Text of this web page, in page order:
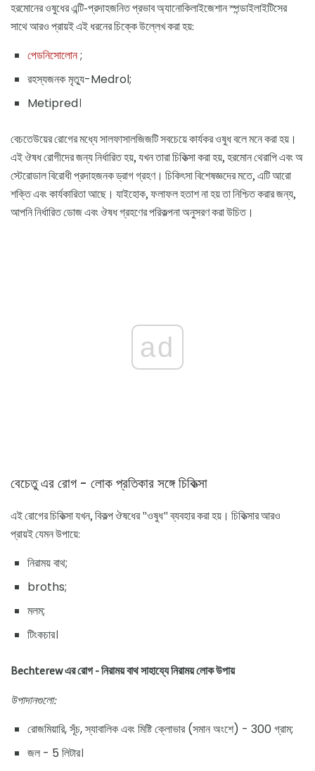
হরমোনের ওষুধের এন্টি-প্রদাহজনিত প্রভাব অ্যানোকিলাইজেশান স্পন্ডাইলাইটিসের
সাথে আরও প্রায়ই এই ধরনের চিক্কে উল্লেখ করা হয়:
পেডনিসোলোন;
রহস্যজনক মৃত্যু-Medrol;
Metipred।
বেচতেউয়ের রোগের মধ্যে সালফাসালজিজটি সবচেয়ে কার্যকর ওষুধ বলে মনে করা হয়।
এই ঔষধ রোগীদের জন্য নির্ধারিত হয়, যখন তারা চিকিত্সা করা হয়, হরমোন থেরাপি এবং অ
স্টেরোডাল বিরোধী প্রদাহজনক ড্রাগ গ্রহণ। চিকিৎসা বিশেষজ্ঞদের মতে, এটি আরো
শক্তি এবং কার্যকারিতা আছে। যাইহোক, ফলাফল হতাশ না হয় তা নিশ্চিত করার জন্য,
আপনি নির্ধারিত ডোজ এবং ঔষধ গ্রহণের পরিকল্পনা অনুসরণ করা উচিত।
ad
বেচেতু এর রোগ - লোক প্রতিকার সঙ্গে চিকিত্সা
এই রোগের চিকিত্সা যখন, বিকল্প ঔষধের "ওষুধ" ব্যবহার করা হয়। চিকিত্সার আরও
প্রায়ই যেমন উপায়ে:
নিরাময় বাথ;
broths;
মলম;
টিংকচার।
Bechterew এর রোগ - নিরাময় বাথ সাহায্যে নিরাময় লোক উপায়
উপাদানগুলো:
রোজমিয়ারি, সূঁচ, স্যাবালিক এবং মিষ্টি ক্লোভার (সমান অংশে) - 300 গ্রাম;
জল - 5 লিটার।